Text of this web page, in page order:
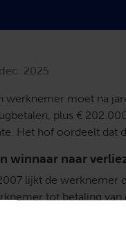
2025
werknemer moet na
plus €
Het hof oordeelt dat
winnaar naar
lijkt de werknemer
tot betaling van
en